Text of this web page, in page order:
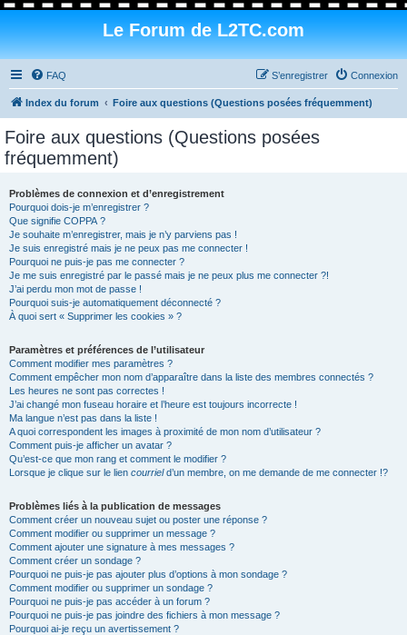
Le Forum de L2TC.com
FAQ Connexion
S’enregistrer
Index du forum Foire aux questions (Questions posées fréquemment)
Foire aux questions (Questions posées
fréquemment)
Problèmes de connexion et d’enregistrement
Pourquoi dois-je m’enregistrer ?
Que signifie COPPA ?
Je souhaite m’enregistrer, mais je n’y parviens pas !
Je suis enregistré mais je ne peux pas me connecter !
Pourquoi ne puis-je pas me connecter ?
Je me suis enregistré par le passé mais je ne peux plus me connecter ?!
J’ai perdu mon mot de passe !
Pourquoi suis-je automatiquement déconnecté ?
À quoi sert « Supprimer les cookies » ?
Paramètres et préférences de l’utilisateur
Comment modifier mes paramètres ?
Comment empêcher mon nom d’apparaître dans la liste des membres connectés ?
Les heures ne sont pas correctes !
J’ai changé mon fuseau horaire et l’heure est toujours incorrecte !
Ma langue n’est pas dans la liste !
A quoi correspondent les images à proximité de mon nom d’utilisateur ?
Comment puis-je afficher un avatar ?
Qu’est-ce que mon rang et comment le modifier ?
Lorsque je clique sur le lien courrield’un membre, on me demande de me connecter !?
Problèmes liés à la publication de messages
Comment créer un nouveau sujet ou poster une réponse ?
Comment modifier ou supprimer un message ?
Comment ajouter une signature à mes messages ?
Comment créer un sondage ?
Pourquoi ne puis-je pas ajouter plus d’options à mon sondage ?
Comment modifier ou supprimer un sondage ?
Pourquoi ne puis-je pas accéder à un forum ?
Pourquoi ne puis-je pas joindre des fichiers à mon message ?
Pourquoi ai-je reçu un avertissement ?